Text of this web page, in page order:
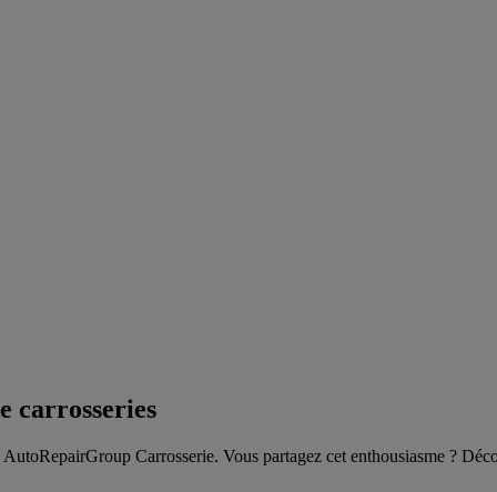
carrosseries
Carrosserie. Vous partagez cet enthousiasme ?